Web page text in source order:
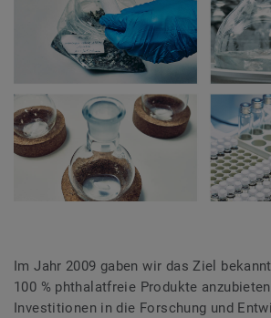
Im Jahr 2009 gaben wir das Ziel
100 % phthalatfreie Produkte
Investitionen in die Forschung und